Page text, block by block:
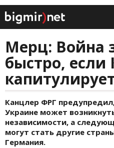
Мерц: Война
быстро, если
Канцлер ФРГ
Украине может
независимости, а
могут стать другие
Германия.